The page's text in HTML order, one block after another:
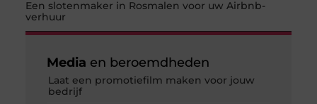
Een slotenmaker in Rosmalen voor uw Airbnb-
verhuur
Media en beroemdheden
Laat een promotiefilm maken voor jouw
bedrijf